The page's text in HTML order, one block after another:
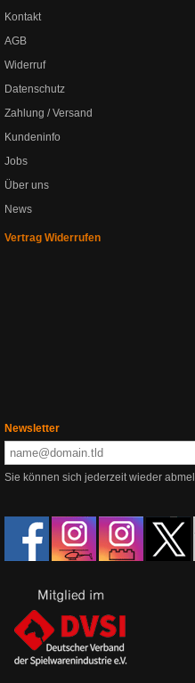
Kontakt
AGB
Widerruf
Datenschutz
Zahlung / Versand
Kundeninfo
Jobs
Über uns
News
Vertrag Widerrufen
Newsletter
Sie können sich jederzeit wieder